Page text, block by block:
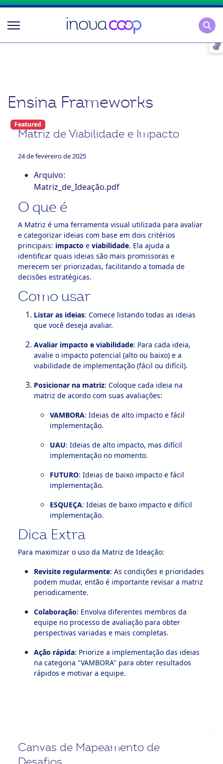
Ensina Frameworks
Featured
Matriz de Viabilidade e Impacto
24 de fevereiro de 2025
Arquivo:
Matriz_de_Ideação.pdf
O que é
A Matriz é uma ferramenta visual utilizada para avaliar
e categorizar ideias com base em dois critérios
principais: impacto e viabilidade. Ela ajuda a
identificar quais ideias são mais promissoras e
merecem ser priorizadas, facilitando a tomada de
decisões estratégicas.
Como usar
Listar as ideias: Comece listando todas as ideias
que você deseja avaliar.
Avaliar impacto e viabilidade: Para cada ideia,
avalie o impacto potencial (alto ou baixo) e a
viabilidade de implementação (fácil ou difícil).
Posicionar na matriz: Coloque cada ideia na
matriz de acordo com suas avaliações:
VAMBORA: Ideias de alto impacto e fácil
implementação.
UAU: Ideias de alto impacto, mas difícil
implementação no momento.
FUTURO: Ideias de baixo impacto e fácil
implementação.
ESQUEÇA: Ideias de baixo impacto e difícil
implementação.
Dica Extra
Para maximizar o uso da Matriz de Ideação:
Revisite regularmente: As condições e prioridades
podem mudar, então é importante revisar a matriz
periodicamente.
Colaboração: Envolva diferentes membros da
equipe no processo de avaliação para obter
perspectivas variadas e mais completas.
Ação rápida: Priorize a implementação das ideias
na categoria "VAMBORA" para obter resultados
rápidos e motivar a equipe.
Canvas de Mapeamento de